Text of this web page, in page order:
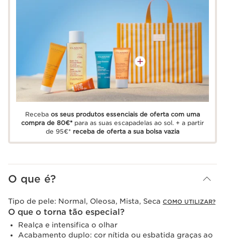
Recebaos seus produtos essenciais de oferta com uma
compra de 80€* para as suas escapadelas ao sol. + a partir
de 95€* receba de oferta a sua bolsa vazia
O que é?
Tipo de pele: Normal, Oleosa, Mista, Seca COMO UTILIZAR?
O que o torna tão especial?
Realça e intensifica o olhar
Acabamento duplo: cor nítida ou esbatida graças ao